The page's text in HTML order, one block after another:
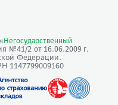
Негосударственный
№41/2 от 16.06.2009 г.
Федерации.
1147799009160